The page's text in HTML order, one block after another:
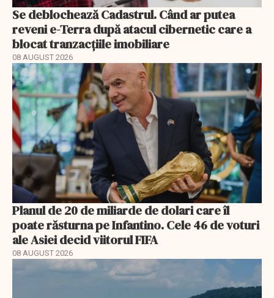
Se deblochează Cadastrul. Când ar putea
reveni e-Terra după atacul cibernetic care a
blocat tranzacțiile imobiliare
08 AUGUST 2026
Planul de 20 de miliarde de dolari care îl
poate răsturna pe Infantino. Cele 46 de voturi
ale Asiei decid viitorul FIFA
08 AUGUST 2026